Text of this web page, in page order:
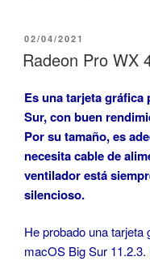
PUBLICADO
EL
02/04/2021
Radeon Pro WX
Es una tarjeta gráfica
Sur, con buen
Por su tamaño, es
necesita cable de
ventilador está
silencioso.
He probado una
macOS Big Sur